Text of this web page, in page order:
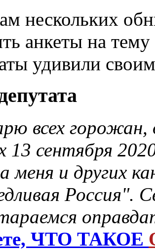
нескольких
анкеты на
удивили
всех
13 сентября
меня и других
Россия".
ЧТО ТАКОЕ